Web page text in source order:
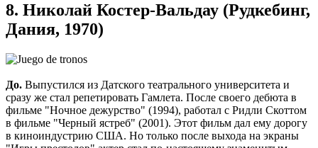
8. Николай Костер-Вальдау (Рудкебинг,
Дания, 1970)
До. Выпустился из Датского театрального университета и
сразу же стал репетировать Гамлета. После своего дебюта в
фильме "Ночное дежурство" (1994), работал с Ридли Скоттом
в фильме "Черный ястреб" (2001). Этот фильм дал ему дорогу
в киноиндустрию США. Но только после выхода на экраны